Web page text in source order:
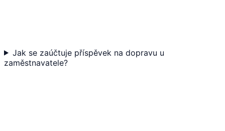
Jak se zaúčtuje příspěvek na dopravu u
zaměstnavatele?